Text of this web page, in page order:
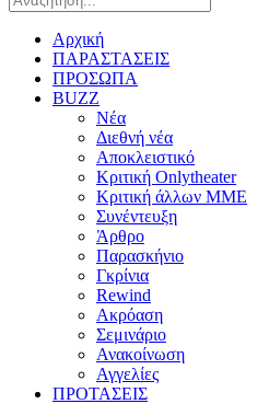
Αρχική
ΠΑΡΑΣΤΑΣΕΙΣ
ΠΡΟΣΩΠΑ
BUZZ
Νέα
Διεθνή νέα
Αποκλειστικό
Κριτική Onlytheater
Κριτική άλλων ΜΜΕ
Συνέντευξη
Άρθρο
Παρασκήνιο
Γκρίνια
Rewind
Ακρόαση
Σεμινάριο
Ανακοίνωση
Αγγελίες
ΠΡΟΤΑΣΕΙΣ